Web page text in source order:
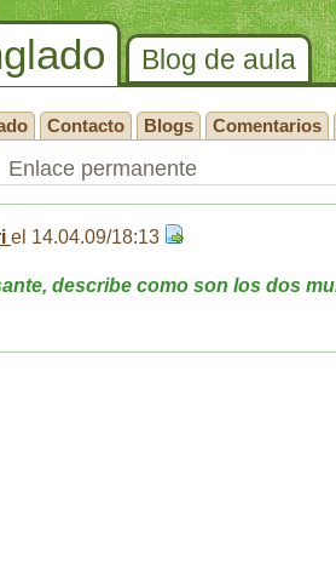
Blog de aula
Contacto Blogs Comentarios
Enlace permanente
el 14.04.09/18:13
describe como son los dos